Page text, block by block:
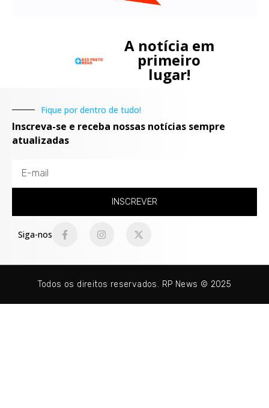
A notícia em
primeiro
lugar!
Fique por dentro de tudo!
Inscreva-se e receba nossas notícias sempre
atualizadas
INSCREVER
Siga-nos
Todos os direitos reservados. RP News © 2025